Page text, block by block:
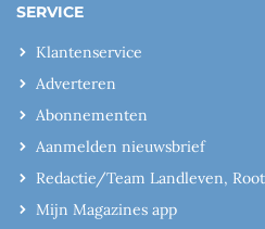
SERVICE
Klantenservice
Adverteren
Abonnementen
Aanmelden nieuwsbrief
Redactie/Team Landleven,
Mijn Magazines app